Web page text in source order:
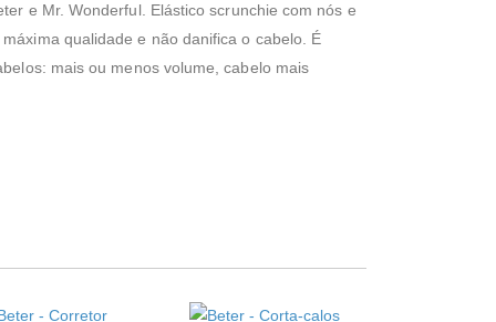
e Mr. Wonderful. Elástico scrunchie com nós e
qualidade e não danifica o cabelo. É
mais ou menos volume, cabelo mais